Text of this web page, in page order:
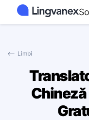
⟵ Limbi